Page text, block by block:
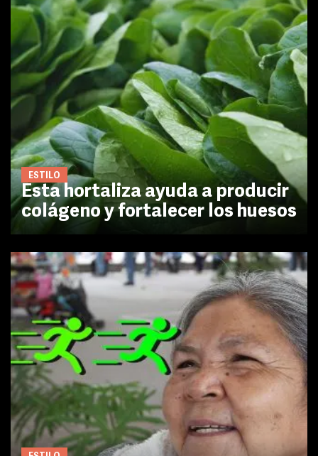
ESTILO
Esta hortaliza ayuda a producir
colágeno y fortalecer los huesos